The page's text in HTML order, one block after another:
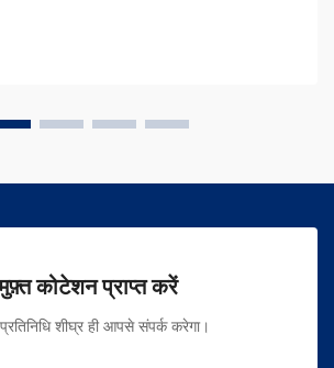
लोग उच्च गुणवत्ता वाले चमड़े से जोड़ते हैं...
कोटेशन प्राप्त करें
प्रतिनिधि शीघ्र ही आपसे संपर्क करेगा।